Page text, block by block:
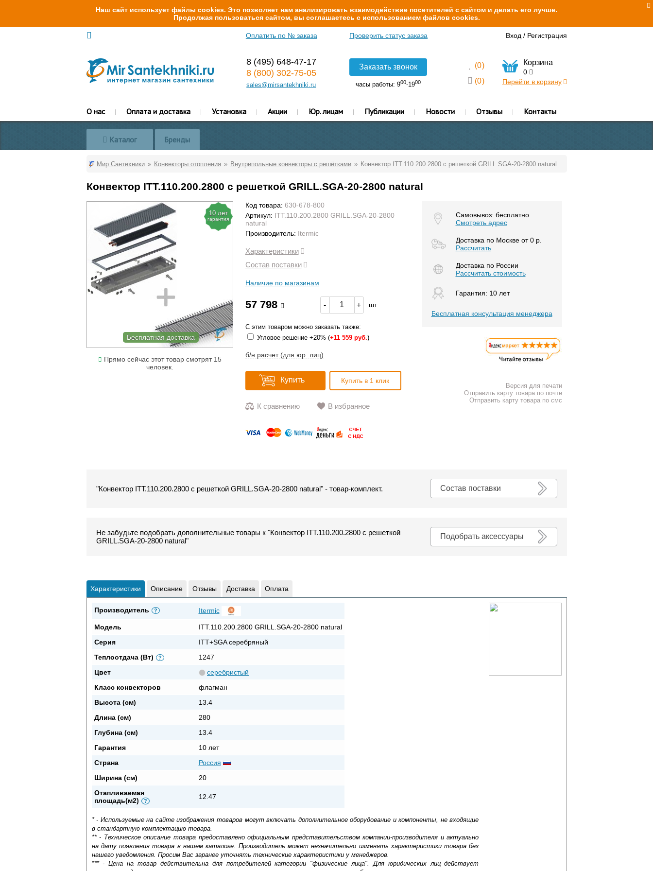
Наш сайт использует файлы cookies. Это позволяет нам анализировать взаимодействие посетителей с сайтом и делать его лучше.
Продолжая пользоваться сайтом, вы соглашаетесь с использованием файлов cookies.
Оплатить по № заказа Проверить статус заказа Вход / Регистрация
8 (495) 648-47-17
8 (800) 302-75-05
sales@mirsantekhniki.ru
Заказать звонок
часы работы: 900-1900
(0)
(0)
Корзина
0
Перейти в корзину
О нас Оплата и доставка Установка Акции Юр. лицам Публикации Новости Отзывы Контакты
Каталог Бренды
Мир Сантехники Конвекторы отопления Внутрипольные конвекторы с решётками Конвектор ITT.110.200.2800 с решеткой GRILL.SGA-20-2800 natural
Конвектор ITT.110.200.2800 с решеткой GRILL.SGA-20-2800 natural
10 лет
гарантия
Бесплатная доставка
Прямо сейчас этот товар смотрят 15
человек.
Код товара: 630-678-800
Артикул: ITT.110.200.2800 GRILL.SGA-20-2800
natural
Производитель: Itermic
Характеристики
Состав поставки
Наличие по магазинам
57 798 - + шт
С этим товаром можно заказать также:
Угловое решение +20% (+11 559 руб.)
б/н расчет (для юр. лиц)
Купить Купить в 1 клик
К сравнению В избранное
Самовывоз: бесплатно
Смотреть адрес
Доставка по Москве от 0 р.
Расcчитать
Доставка по России
Рассчитать стоимость
Гарантия: 10 лет
Бесплатная консультация менеджера
Версия для печати
Отправить карту товара по почте
Отправить карту товара по смс
Состав поставки
"Конвектор ITT.110.200.2800 с решеткой GRILL.SGA-20-2800 natural" - товар-комплект.
Подобрать аксессуары
Не забудьте подобрать дополнительные товары к "Конвектор ITT.110.200.2800 с решеткой
GRILL.SGA-20-2800 natural"
Характеристики Описание Отзывы Доставка Оплата
Производитель ? Itermic
Модель
ITT.110.200.2800 GRILL.SGA-20-2800 natural
Серия
ITT+SGA серебряный
Теплоотдача (Вт)
?
1247
Цвет
серебристый
Класс конвекторов
флагман
Высота (см)
13.4
Длина (см)
280
Глубина (см)
13.4
Гарантия
10 лет
Страна
Россия
Ширина (см)
20
Отапливаемая
площадь(м2)
?
12.47
* - Используемые на сайте изображения товаров могут включать дополнительное оборудование и компоненты, не входящие
в стандартную комплектацию товара.
** - Техническое описание товара предоставлено официальным представительством компании-производителя и актуально
на дату появления товара в нашем каталоге. Производитель может незначительно изменять характеристики товара без
нашего уведомления. Просим Вас заранее уточнять технические характеристики у менеджеров.
*** - Цена на товар действительна для потребителей категории "физические лица". Для юридических лиц действует